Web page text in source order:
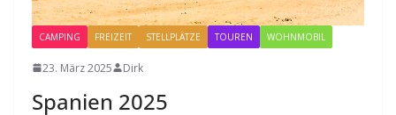
CAMPING FREIZEIT STELLPLÄTZE TOUREN WOHNMOBIL
23. März 2025 Dirk
Spanien 2025